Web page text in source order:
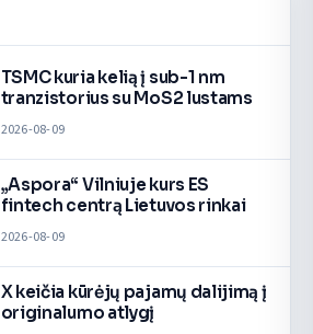
TSMC kuria kelią į sub-1 nm
tranzistorius su MoS2 lustams
2026-08-09
„Aspora“ Vilniuje kurs ES
fintech centrą Lietuvos rinkai
2026-08-09
X keičia kūrėjų pajamų dalijimą į
originalumo atlygį